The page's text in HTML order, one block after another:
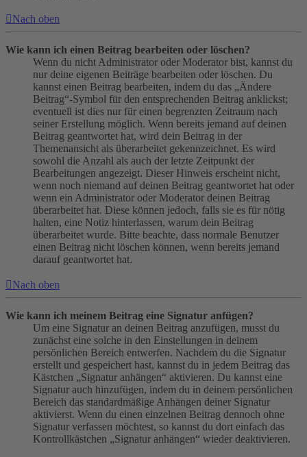
Nach oben
Wie kann ich einen Beitrag bearbeiten oder löschen?
Wenn du nicht Administrator oder Moderator bist, kannst du
nur deine eigenen Beiträge bearbeiten oder löschen. Du
kannst einen Beitrag bearbeiten, indem du das „Ändere
Beitrag“-Symbol für den entsprechenden Beitrag anklickst;
eventuell ist dies nur für einen begrenzten Zeitraum nach
seiner Erstellung möglich. Wenn bereits jemand auf deinen
Beitrag geantwortet hat, wird dein Beitrag in der
Themenansicht als überarbeitet gekennzeichnet. Es wird
sowohl die Anzahl als auch der letzte Zeitpunkt der
Bearbeitungen angezeigt. Dieser Hinweis erscheint nicht,
wenn noch niemand auf deinen Beitrag geantwortet hat oder
wenn ein Administrator oder Moderator deinen Beitrag
überarbeitet hat. Diese können jedoch, falls sie es für nötig
halten, eine Notiz hinterlassen, warum dein Beitrag
überarbeitet wurde. Bitte beachte, dass normale Benutzer
einen Beitrag nicht löschen können, wenn bereits jemand
darauf geantwortet hat.
Nach oben
Wie kann ich meinem Beitrag eine Signatur anfügen?
Um eine Signatur an deinen Beitrag anzufügen, musst du
zunächst eine solche in den Einstellungen in deinem
persönlichen Bereich entwerfen. Nachdem du die Signatur
erstellt und gespeichert hast, kannst du in jedem Beitrag das
Kästchen „Signatur anhängen“ aktivieren. Du kannst eine
Signatur auch hinzufügen, indem du in deinem persönlichen
Bereich das standardmäßige Anhängen deiner Signatur
aktivierst. Wenn du einen einzelnen Beitrag dennoch ohne
Signatur verfassen möchtest, so kannst du dort einfach das
Kontrollkästchen „Signatur anhängen“ wieder deaktivieren.